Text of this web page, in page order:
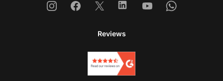
InstagramFacebook
X LinkedinYoutubeWhatsapp
Reviews